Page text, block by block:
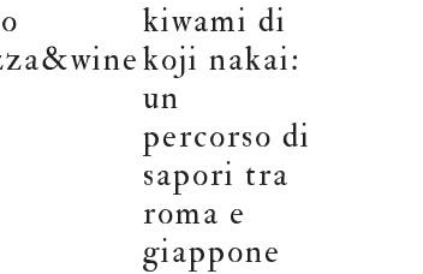
kiwami di
koji nakai:
un
percorso di
sapori tra
roma e
giappone